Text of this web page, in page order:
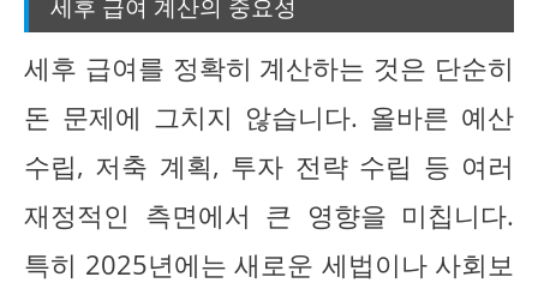
세후 급여를 정확히 계산하는 것은 단순히
돈 문제에 그치지 않습니다. 올바른 예산
수립, 저축 계획, 투자 전략 수립 등 여러
재정적인 측면에서 큰 영향을 미칩니다.
특히 2025년에는 새로운 세법이나 사회보